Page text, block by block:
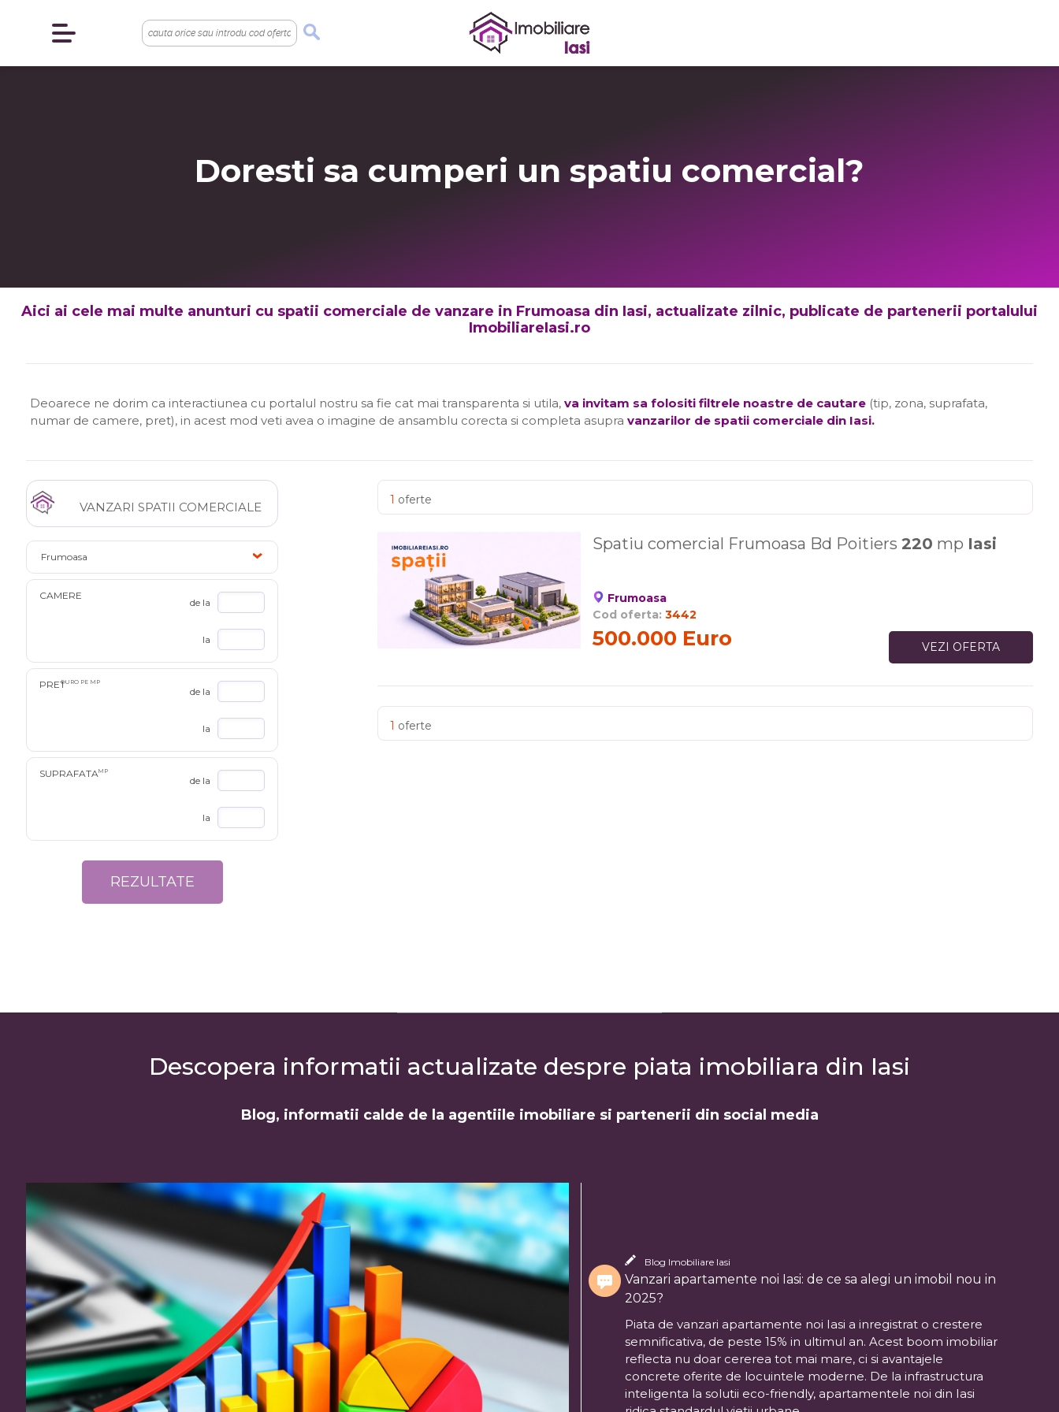
Doresti sa cumperi un spatiu comercial?
Aici ai cele mai multe anunturi cu spatii comerciale de vanzare in Frumoasa din Iasi, actualizate zilnic, publicate de partenerii portalului
ImobiliareIasi.ro
Deoarece ne dorim ca interactiunea cu portalul nostru sa fie cat mai transparenta si utila, va invitam sa folositi filtrele noastre de cautare (tip, zona, suprafata,
numar de camere, pret), in acest mod veti avea o imagine de ansamblu corecta si completa asupra vanzarilor de spatii comerciale din Iasi.
VANZARI SPATII COMERCIALE
Frumoasa
CAMERE
de la
la
PRETEURO PE MP
de la
la
SUPRAFATAMP
de la
la
1 oferte
Spatiu comercial Frumoasa Bd Poitiers 220 mp Iasi
Frumoasa
Cod oferta: 3442
500.000 Euro VEZI OFERTA
1 oferte
Descopera informatii actualizate despre piata imobiliara din Iasi
Blog, informatii calde de la agentiile imobiliare si partenerii din social media
Blog Imobiliare Iasi
Vanzari apartamente noi Iasi: de ce sa alegi un imobil nou in
2025?
Piata de vanzari apartamente noi Iasi a inregistrat o crestere
semnificativa, de peste 15% in ultimul an. Acest boom imobiliar
reflecta nu doar cererea tot mai mare, ci si avantajele
concrete oferite de locuintele moderne. De la infrastructura
inteligenta la solutii eco-friendly, apartamentele noi din Iasi